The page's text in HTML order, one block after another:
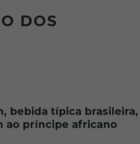
DOS
bebida típica brasileira,
ao príncipe africano